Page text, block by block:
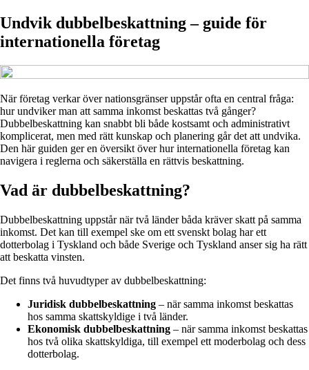
Undvik dubbelbeskattning – guide för
internationella företag
När företag verkar över nationsgränser uppstår ofta en central fråga:
hur undviker man att samma inkomst beskattas två gånger?
Dubbelbeskattning kan snabbt bli både kostsamt och administrativt
komplicerat, men med rätt kunskap och planering går det att undvika.
Den här guiden ger en översikt över hur internationella företag kan
navigera i reglerna och säkerställa en rättvis beskattning.
Vad är dubbelbeskattning?
Dubbelbeskattning uppstår när två länder båda kräver skatt på samma
inkomst. Det kan till exempel ske om ett svenskt bolag har ett
dotterbolag i Tyskland och både Sverige och Tyskland anser sig ha rätt
att beskatta vinsten.
Det finns två huvudtyper av dubbelbeskattning:
Juridisk dubbelbeskattning – när samma inkomst beskattas
hos samma skattskyldige i två länder.
Ekonomisk dubbelbeskattning – när samma inkomst beskattas
hos två olika skattskyldiga, till exempel ett moderbolag och dess
dotterbolag.